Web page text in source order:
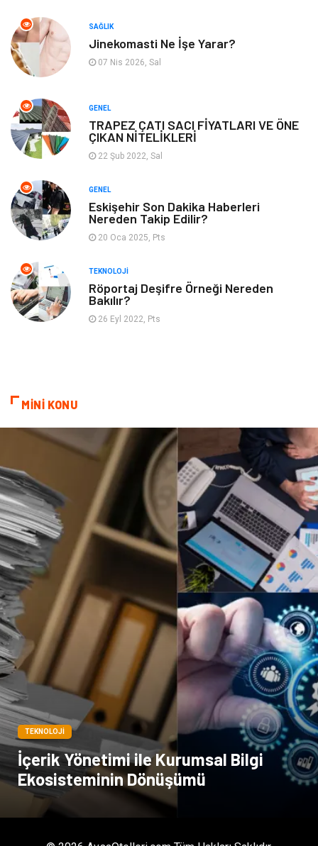
Aksesuar
Bebek Giyim Tarih
SAĞLIK
Jinekomasti Ne İşe Yarar?
07 Nis 2026, Sal
GENEL
TRAPEZ ÇATI SACI FİYATLARI VE ÖNE
ÇIKAN NİTELİKLERİ
22 Şub 2022, Sal
GENEL
Eskişehir Son Dakika Haberleri
Nereden Takip Edilir?
20 Oca 2025, Pts
TEKNOLOJI
Röportaj Deşifre Örneği Nereden
Bakılır?
26 Eyl 2022, Pts
MİNİ KONU
TEKNOLOJI
İçerik Yönetimi ile Kurumsal Bilgi
Ekosisteminin Dönüşümü